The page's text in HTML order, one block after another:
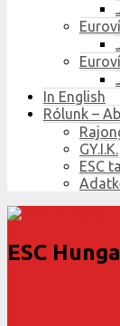
In English
Rólunk –
GY.I.K.
ESC
ESC